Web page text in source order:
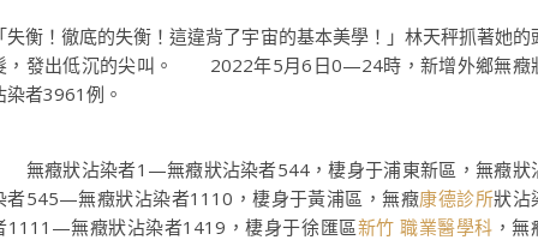
失衡！徹底的失衡！這違背了宇宙的基本美學！」林天秤抓著她的
，發出低沉的尖叫。 2022年5月6日0—24時，新增外鄉無癥
染者3961例。
癥狀沾染者1—無癥狀沾染者544，棲身于浦東新區，無癥狀
者545—無癥狀沾染者1110，棲身于黃浦區，無癥康德診所狀沾
1111—無癥狀沾染者1419，棲身于徐匯區新竹 職業醫學科 ，無